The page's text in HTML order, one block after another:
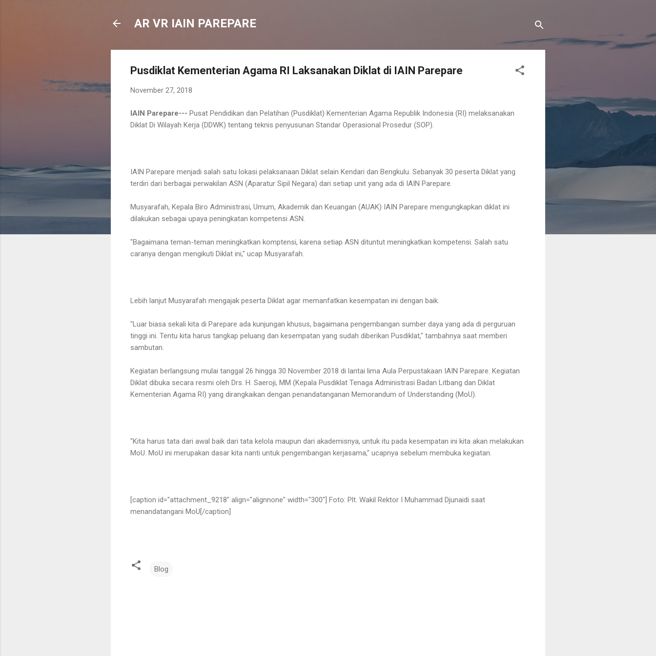
AR VR IAIN PAREPARE
Pusdiklat Kementerian Agama RI Laksanakan Diklat di IAIN Parepare
November 27, 2018
IAIN Parepare--- Pusat Pendidikan dan Pelatihan (Pusdiklat) Kementerian Agama Republik Indonesia (RI) melaksanakan
Diklat Di Wilayah Kerja (DDWK) tentang teknis penyusunan Standar Operasional Prosedur (SOP).
IAIN Parepare menjadi salah satu lokasi pelaksanaan Diklat selain Kendari dan Bengkulu. Sebanyak 30 peserta Diklat yang
terdiri dari berbagai perwakilan ASN (Aparatur Sipil Negara) dari setiap unit yang ada di IAIN Parepare.
Musyarafah, Kepala Biro Administrasi, Umum, Akademik dan Keuangan (AUAK) IAIN Parepare mengungkapkan diklat ini
dilakukan sebagai upaya peningkatan kompetensi ASN.
"Bagaimana teman-teman meningkatkan komptensi, karena setiap ASN dituntut meningkatkan kompetensi. Salah satu
caranya dengan mengikuti Diklat ini," ucap Musyarafah.
Lebih lanjut Musyarafah mengajak peserta Diklat agar memanfatkan kesempatan ini dengan baik.
"Luar biasa sekali kita di Parepare ada kunjungan khusus, bagaimana pengembangan sumber daya yang ada di perguruan
tinggi ini. Tentu kita harus tangkap peluang dan kesempatan yang sudah diberikan Pusdiklat," tambahnya saat memberi
sambutan.
Kegiatan berlangsung mulai tanggal 26 hingga 30 November 2018 di lantai lima Aula Perpustakaan IAIN Parepare. Kegiatan
Diklat dibuka secara resmi oleh Drs. H. Saeroji, MM (Kepala Pusdiklat Tenaga Administrasi Badan Litbang dan Diklat
Kementerian Agama RI) yang dirangkaikan dengan penandatanganan Memorandum of Understanding (MoU).
"Kita harus tata dari awal baik dari tata kelola maupun dari akademisnya, untuk itu pada kesempatan ini kita akan melakukan
MoU. MoU ini merupakan dasar kita nanti untuk pengembangan kerjasama," ucapnya sebelum membuka kegiatan.
[caption id="attachment_9218" align="alignnone" width="300"] Foto: Plt. Wakil Rektor I Muhammad Djunaidi saat
menandatangani MoU[/caption]
Blog